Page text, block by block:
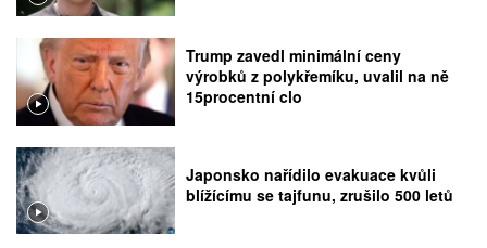
Trump zavedl minimální ceny
výrobků z polykřemíku, uvalil na ně
15procentní clo
Japonsko nařídilo evakuace kvůli
blížícímu se tajfunu, zrušilo 500 letů